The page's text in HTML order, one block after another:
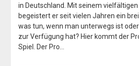
in Deutschland. Mit seinem
begeistert er seit vielen Jahren ein
was tun, wenn man unterwegs ist
zur Verfügung hat? Hier kommt der
Spiel. Der Pro…